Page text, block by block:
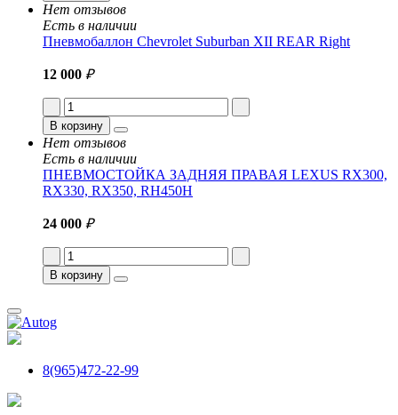
Нет отзывов
Есть в наличии
Пневмобаллон Chevrolet Suburban XII REAR Right
12 000 ₽
В корзину
Нет отзывов
Есть в наличии
ПНЕВМОСТОЙКА ЗАДНЯЯ ПРАВАЯ LEXUS RX300,
RX330, RX350, RH450H
24 000 ₽
В корзину
8(965)472-22-99